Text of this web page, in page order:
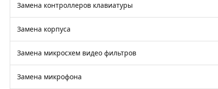
Замена контроллеров клавиатуры
Замена корпуса
Замена микросхем видео фильтров
Замена микрофона